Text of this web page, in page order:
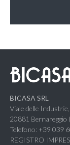
BICASA SRL
Viale delle
20881 Bernareggio
Telefono: +39 039
REGISTRO